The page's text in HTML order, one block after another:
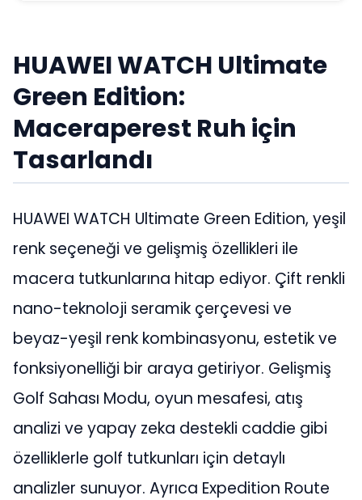
HUAWEI WATCH Ultimate
Green Edition:
Maceraperest Ruh için
Tasarlandı
HUAWEI WATCH Ultimate Green Edition, yeşil
renk seçeneği ve gelişmiş özellikleri ile
macera tutkunlarına hitap ediyor. Çift renkli
nano-teknoloji seramik çerçevesi ve
beyaz-yeşil renk kombinasyonu, estetik ve
fonksiyonelliği bir araya getiriyor. Gelişmiş
Golf Sahası Modu, oyun mesafesi, atış
analizi ve yapay zeka destekli caddie gibi
özelliklerle golf tutkunları için detaylı
analizler sunuyor. Ayrıca Expedition Route